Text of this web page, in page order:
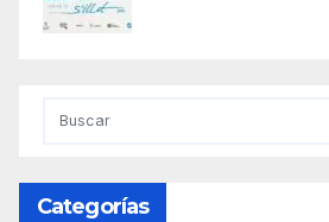
Categorías